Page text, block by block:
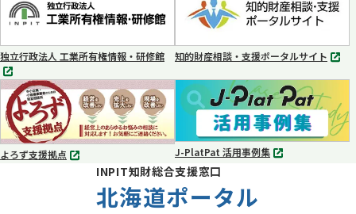
ブ
で
く
ブ
で
開
く
独立行政法人 工業所有権情報・研修館
別
タ
ブ
で
知的財産相談・支援ポータルサイト
別
タ
開
く
よろず支援拠点
別
J-PlatPat 活用事例集
別
INPIT知財総合支援窓口
北海道ポータル